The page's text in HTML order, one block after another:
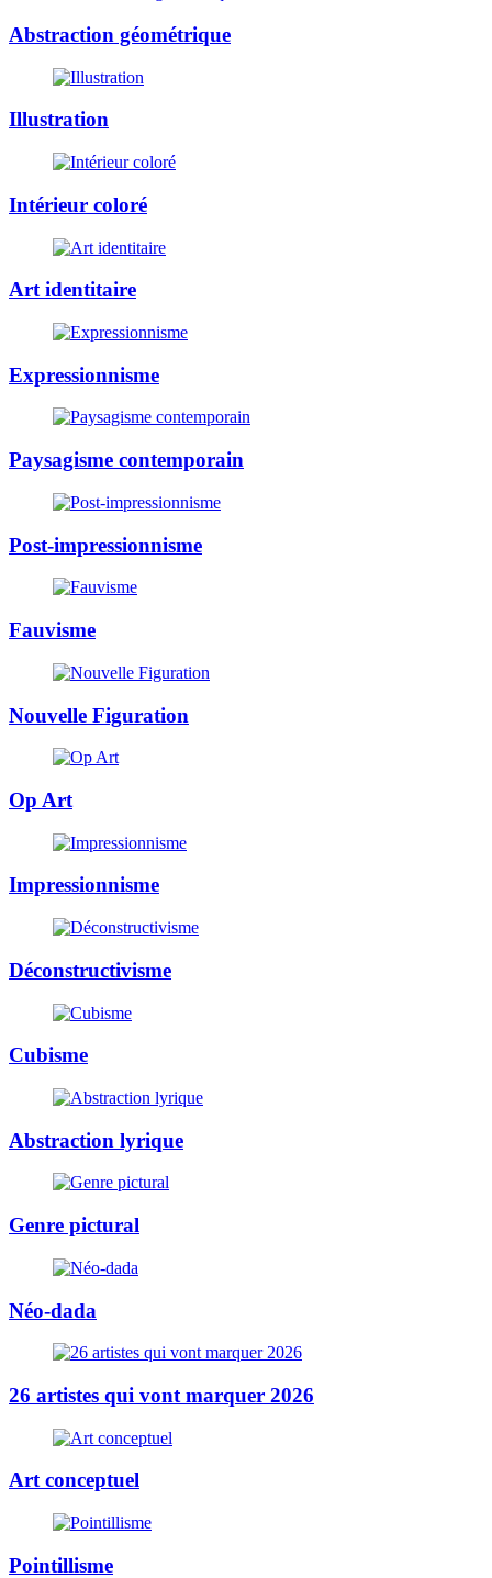
Abstraction géométrique
Illustration
Intérieur coloré
Art identitaire
Expressionnisme
Paysagisme contemporain
Post-impressionnisme
Fauvisme
Nouvelle Figuration
Op Art
Impressionnisme
Déconstructivisme
Cubisme
Abstraction lyrique
Genre pictural
Néo-dada
26 artistes qui vont marquer 2026
Art conceptuel
Pointillisme